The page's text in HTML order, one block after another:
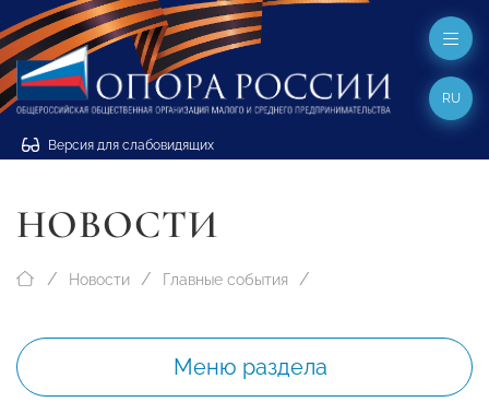
Версия для слабовидящих
RU
НОВОСТИ
Новости Главные события
Меню раздела